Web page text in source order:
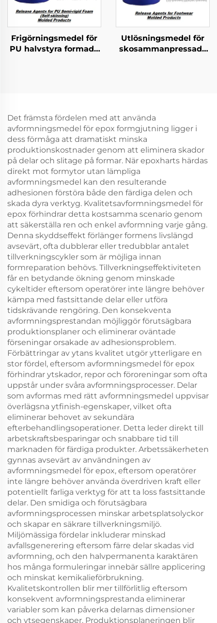
Frigörningsmedel för
PU halvstyra formade
Utlösningsmedel för
skosammanpressade
Det främsta fördelen med att använda
avformningsmedel för epox formgjutning ligger i
dess förmåga att dramatiskt minska
produktionskostnader genom att eliminera skador
på delar och slitage på formar. När epoxharts härdas
direkt mot formytor utan lämpliga
avformningsmedel kan den resulterande
adhesionen förstöra både den färdiga delen och
skada dyra verktyg. Kvalitetsavformningsmedel för
epox förhindrar detta kostsamma scenario genom
att säkerställa ren och enkel avformning varje gång.
Denna skyddseffekt förlänger formens livslängd
avsevärt, ofta dubblerar eller tredubblar antalet
tillverkningscykler som är möjliga innan
formreparation behövs. Tillverkningseffektiviteten
får en betydande ökning genom minskade
cykeltider eftersom operatörer inte längre behöver
kämpa med fastsittande delar eller utföra
tidskrävande rengöring. Den konsekventa
avformningsprestandan möjliggör förutsägbara
produktionsplaner och eliminerar oväntade
förseningar orsakade av adhesionsproblem.
Förbättringar av ytans kvalitet utgör ytterligare en
stor fördel, eftersom avformningsmedel för epox
förhindrar ytskador, repor och föroreningar som ofta
uppstår under svåra avformningsprocesser. Delar
som avformas med rätt avformningsmedel uppvisar
överlägsna ytfinish-egenskaper, vilket ofta
eliminerar behovet av sekundära
efterbehandlingsoperationer. Detta leder direkt till
arbetskraftsbesparingar och snabbare tid till
marknaden för färdiga produkter. Arbetssäkerheten
gynnas avsevärt av användningen av
avformningsmedel för epox, eftersom operatörer
inte längre behöver använda överdriven kraft eller
potentiellt farliga verktyg för att ta loss fastsittande
delar. Den smidiga och förutsägbara
avformningsprocessen minskar arbetsplatsolyckor
och skapar en säkrare tillverkningsmiljö.
Miljömässiga fördelar inkluderar minskad
avfallsgenerering eftersom färre delar skadas vid
avformning, och den halvpermanenta karaktären
hos många formuleringar innebär sällre applicering
och minskat kemikalieförbrukning.
Kvalitetskontrollen blir mer tillförlitlig eftersom
konsekvent avformningsprestanda eliminerar
variabler som kan påverka delarnas dimensioner
och ytsegenskaper. Produktionsplaneringen blir